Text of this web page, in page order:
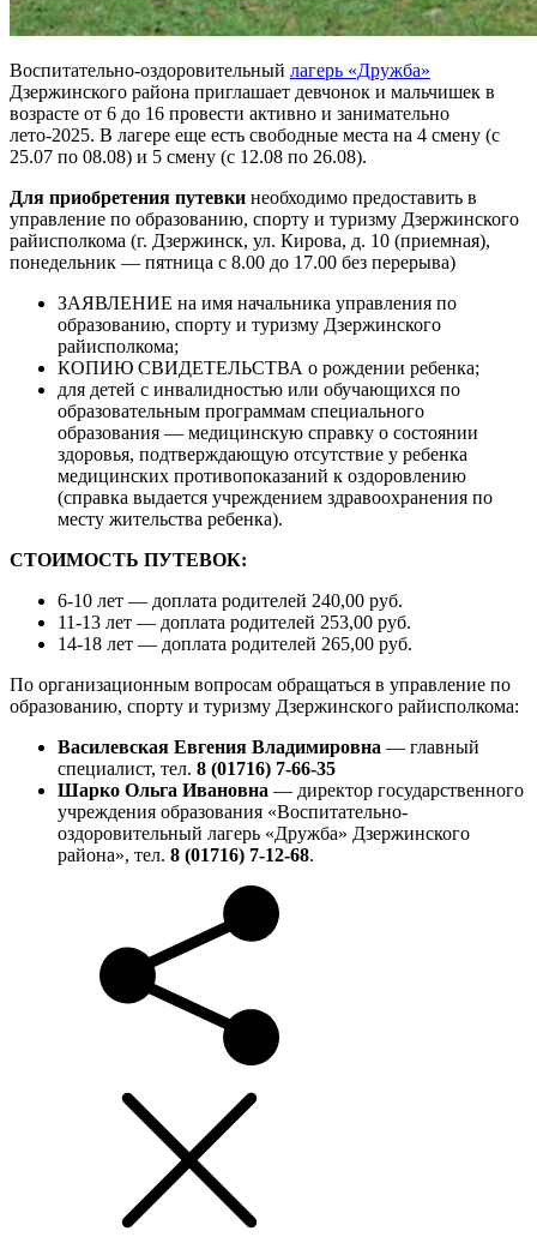
Воспитательно-оздоровительный лагерь «Дружба»
Дзержинского района приглашает девчонок и мальчишек в
возрасте от 6 до 16 провести активно и занимательно
лето-2025. В лагере еще есть свободные места на 4 смену (с
25.07 по 08.08) и 5 смену (с 12.08 по 26.08).
Для приобретения путевки необходимо предоставить в
управление по образованию, спорту и туризму Дзержинского
райисполкома (г. Дзержинск, ул. Кирова, д. 10 (приемная),
понедельник — пятница с 8.00 до 17.00 без перерыва)
ЗАЯВЛЕНИЕ на имя начальника управления по
образованию, спорту и туризму Дзержинского
райисполкома;
КОПИЮ СВИДЕТЕЛЬСТВА о рождении ребенка;
для детей с инвалидностью или обучающихся по
образовательным программам специального
образования — медицинскую справку о состоянии
здоровья, подтверждающую отсутствие у ребенка
медицинских противопоказаний к оздоровлению
(справка выдается учреждением здравоохранения по
месту жительства ребенка).
СТОИМОСТЬ ПУТЕВОК:
6-10 лет — доплата родителей 240,00 руб.
11-13 лет — доплата родителей 253,00 руб.
14-18 лет — доплата родителей 265,00 руб.
По организационным вопросам обращаться в управление по
образованию, спорту и туризму Дзержинского райисполкома:
Василевская Евгения Владимировна — главный
специалист, тел. 8 (01716) 7-66-35
Шарко Ольга Ивановна — директор государственного
учреждения образования «Воспитательно-
оздоровительный лагерь «Дружба» Дзержинского
района», тел. 8 (01716) 7-12-68.